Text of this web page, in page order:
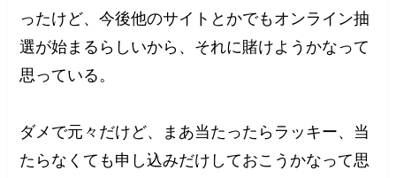
ったけど、今後他のサイトとかでもオンライン抽
選が始まるらしいから、それに賭けようかなって
思っている。
ダメで元々だけど、まあ当たったらラッキー、当
たらなくても申し込みだけしておこうかなって思